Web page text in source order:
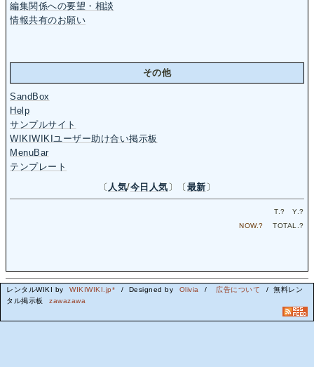
編集関係への要望・相談
情報共有のお願い
その他
SandBox
Help
サンプルサイト
WIKIWIKIユーザー助け合い掲示板
MenuBar
テンプレート
〔 人気/今日人気〕〔最新〕
T.? Y.?
NOW.? TOTAL.?
レンタルWIKI by WIKIWIKI.jp* / Designed by Olivia / 広告について
/ 無料レン
タル掲示板
zawazawa